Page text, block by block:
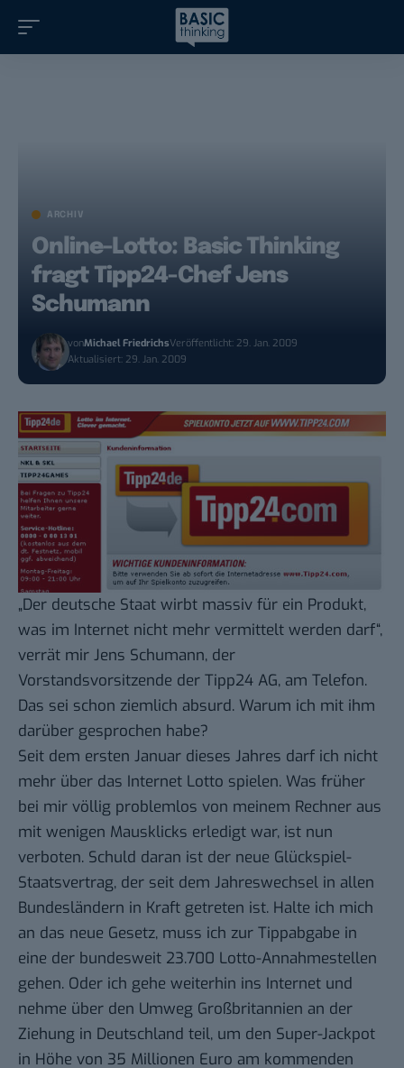
ARCHIV
Online-Lotto: Basic Thinking
fragt Tipp24-Chef Jens
Schumann
vonMichael FriedrichsVeröffentlicht: 29. Jan. 2009
Aktualisiert: 29. Jan. 2009
„Der deutsche Staat wirbt massiv für ein Produkt,
was im Internet nicht mehr vermittelt werden darf“,
verrät mir Jens Schumann, der
Vorstandsvorsitzende der Tipp24 AG, am Telefon.
Das sei schon ziemlich absurd. Warum ich mit ihm
darüber gesprochen habe?
Seit dem ersten Januar dieses Jahres darf ich nicht
mehr über das Internet Lotto spielen. Was früher
bei mir völlig problemlos von meinem Rechner aus
mit wenigen Mausklicks erledigt war, ist nun
verboten. Schuld daran ist der neue Glückspiel-
Staatsvertrag, der seit dem Jahreswechsel in allen
Bundesländern in Kraft getreten ist. Halte ich mich
an das neue Gesetz, muss ich zur Tippabgabe in
eine der bundesweit 23.700 Lotto-Annahmestellen
gehen. Oder ich gehe weiterhin ins Internet und
nehme über den Umweg Großbritannien an der
Ziehung in Deutschland teil, um den Super-Jackpot
in Höhe von 35 Millionen Euro am kommenden